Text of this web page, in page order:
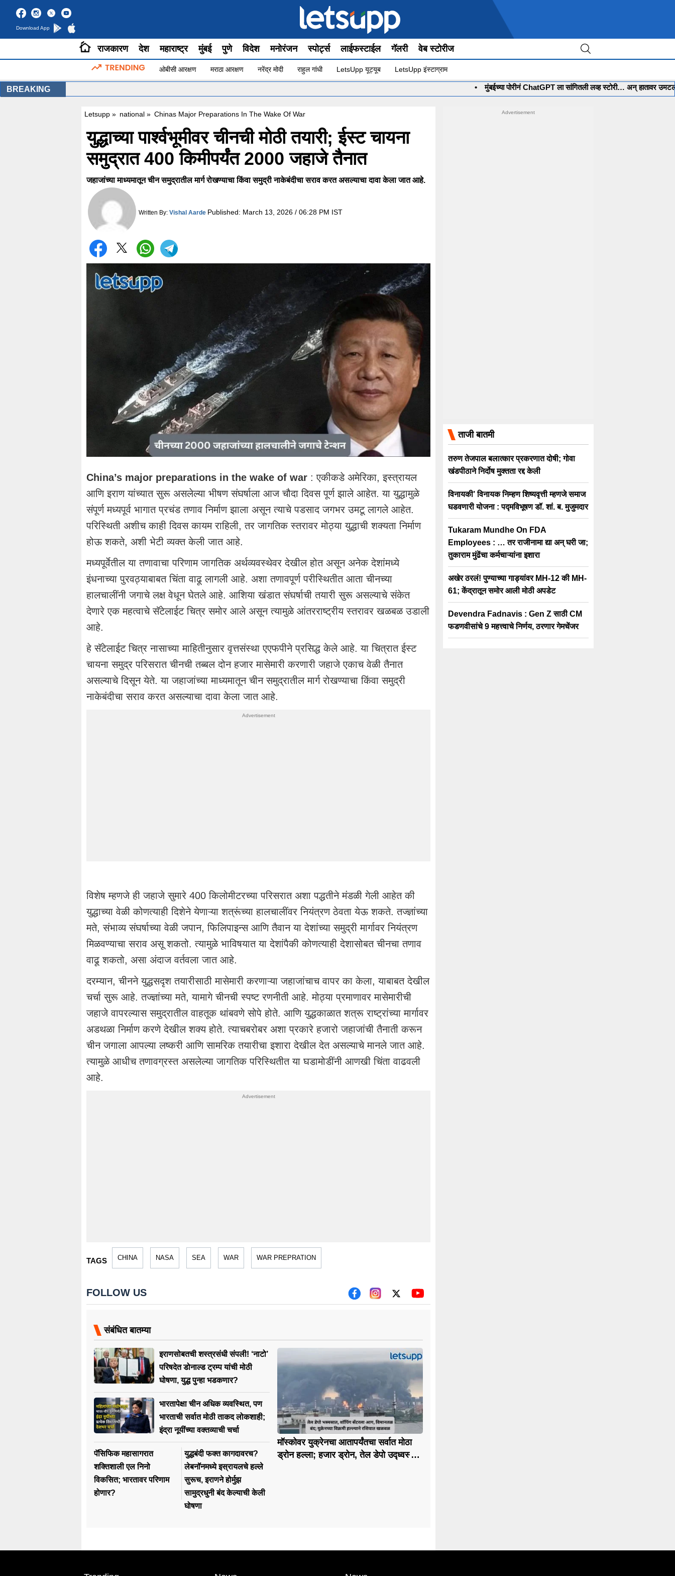
Download App
राजकारण देश महाराष्ट्र मुंबई पुणे विदेश मनोरंजन स्पोर्ट्स लाईफस्टाईल गॅलरी वेब स्टोरीज
ओबीसी आरक्षण मराठा आरक्षण नरेंद्र मोदी राहुल गांधी LetsUpp यूट्यूब LetsUpp इंस्टाग्राम
BREAKING मुंबईच्या पोरीनं ChatGPT ला सांगितली लव्ह स्टोरी… अन् हातावर उमटली
Letsupp » national » Chinas Major Preparations In The Wake Of War
युद्धाच्या पार्श्वभूमीवर चीनची मोठी तयारी; ईस्ट चायना
समुद्रात 400 किमीपर्यंत 2000 जहाजे तैनात
जहाजांच्या माध्यमातून चीन समुद्रातील मार्ग रोखण्याचा किंवा समुद्री नाकेबंदीचा सराव करत असल्याचा दावा केला जात आहे.
Written By: Vishal Aarde Published: March 13, 2026 / 06:28 PM IST
China’s major preparations in the wake of war : एकीकडे अमेरिका, इस्त्रायल
आणि इराण यांच्यात सुरू असलेल्या भीषण संघर्षाला आज चौदा दिवस पूर्ण झाले आहेत. या युद्धामुळे
संपूर्ण मध्यपूर्व भागात प्रचंड तणाव निर्माण झाला असून त्याचे पडसाद जगभर उमटू लागले आहेत.
परिस्थिती अशीच काही दिवस कायम राहिली, तर जागतिक स्तरावर मोठ्या युद्धाची शक्यता निर्माण
होऊ शकते, अशी भेटी व्यक्त केली जात आहे.
मध्यपूर्वेतील या तणावाचा परिणाम जागतिक अर्थव्यवस्थेवर देखील होत असून अनेक देशांमध्ये
इंधनाच्या पुरवठ्याबाबत चिंता वाढू लागली आहे. अशा तणावपूर्ण परीस्थितीत आता चीनच्या
हालचालींनी जगाचे लक्ष वेधून घेतले आहे. आशिया खंडात संघर्षाची तयारी सुरू असल्याचे संकेत
देणारे एक महत्वाचे सॅटेलाईट चित्र समोर आले असून त्यामुळे आंतरराष्ट्रीय स्तरावर खळबळ उडाली
आहे.
हे सॅटेलाईट चित्र नासाच्या माहितीनुसार वृत्तसंस्था एएफपीने प्रसिद्ध केले आहे. या चित्रात ईस्ट
चायना समुद्र परिसरात चीनची तब्बल दोन हजार मासेमारी करणारी जहाजे एकाच वेळी तैनात
असल्याचे दिसून येते. या जहाजांच्या माध्यमातून चीन समुद्रातील मार्ग रोखण्याचा किंवा समुद्री
नाकेबंदीचा सराव करत असल्याचा दावा केला जात आहे.
विशेष म्हणजे ही जहाजे सुमारे 400 किलोमीटरच्या परिसरात अशा पद्धतीने मंडळी गेली आहेत की
युद्धाच्या वेळी कोणत्याही दिशेने येणाऱ्या शत्रूंच्या हालचालींवर नियंत्रण ठेवता येऊ शकते. तज्ज्ञांच्या
मते, संभाव्य संघर्षाच्या वेळी जपान, फिलिपाइन्स आणि तैवान या देशांच्या समुद्री मार्गावर नियंत्रण
मिळवण्याचा सराव असू शकतो. त्यामुळे भाविषयात या देशांपैकी कोणत्याही देशासोबत चीनचा तणाव
वाढू शकतो, असा अंदाज वर्तवला जात आहे.
दरम्यान, चीनने युद्धसदृश तयारीसाठी मासेमारी करणाऱ्या जहाजांचाच वापर का केला, याबाबत देखील
चर्चा सुरू आहे. तज्ज्ञांच्या मते, यामागे चीनची स्पष्ट रणनीती आहे. मोठ्या प्रमाणावर मासेमारीची
जहाजे वापरल्यास समुद्रातील वाहतूक थांबवणे सोपे होते. आणि युद्धकाळात शत्रू राष्ट्रांच्या मार्गावर
अडथळा निर्माण करणे देखील शक्य होते. त्याचबरोबर अशा प्रकारे हजारो जहाजांची तैनाती करून
चीन जगाला आपल्या लष्करी आणि सामरिक तयारीचा इशारा देखील देत असल्याचे मानले जात आहे.
त्यामुळे आधीच तणावग्रस्त असलेल्या जागतिक परिस्थितीत या घडामोडींनी आणखी चिंता वाढवली
आहे.
TAGS CHINA NASA SEA WAR WAR PREPRATION
FOLLOW US
संबंधित बातम्या
इराणसोबतची शस्त्रसंधी संपली! ‘नाटो’
परिषदेत डोनाल्ड ट्रम्प यांची मोठी
घोषणा, युद्ध पुन्हा भडकणार?
भारतापेक्षा चीन अधिक व्यवस्थित, पण
भारताची सर्वात मोठी ताकद लोकशाही;
इंद्रा नूयींच्या वक्तव्याची चर्चा
पॅसिफिक महासागरात
शक्तिशाली एल निनो
विकसित; भारतावर परिणाम
होणार?
युद्धबंदी फक्त कागदावरच?
लेबनॉनमध्ये इस्रायलचे हल्ले
सुरूच, इराणने होर्मुझ
सामुद्रधुनी बंद केल्याची केली
घोषणा
मॉस्कोवर युक्रेनचा आतापर्यंतचा सर्वात मोठा
ड्रोन हल्ला; हजार ड्रोन, तेल डेपो उद्ध्वस्त,
ताजी बातमी
तरुण तेजपाल बलात्कार प्रकरणात दोषी; गोवा
खंडपीठाने निर्दोष मुक्तता रद्द केली
विनायकी’ विनायक निम्हण शिष्यवृत्ती म्हणजे समाज
घडवणारी योजना : पद्मविभूषण डॉ. शां. ब. मुजुमदार
Tukaram Mundhe On FDA
Employees : … तर राजीनामा द्या अन् घरी जा;
तुकाराम मुंढेंचा कर्मचाऱ्यांना इशारा
अखेर ठरलं! पुण्याच्या गाड्यांवर MH-12 की MH-
61; केंद्रातून समोर आली मोठी अपडेट
Devendra Fadnavis : Gen Z साठी CM
फडणवीसांचे 9 महत्त्वाचे निर्णय, ठरणार गेमचेंजर